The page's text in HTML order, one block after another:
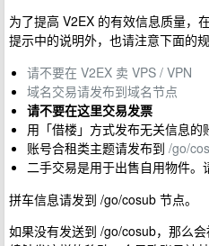
为了提高 V2EX 的有效信息质量，
提示中的说明外，也请注意下面的规
请不要在 V2EX 卖 VPS / VPN
域名交易请发布到域名节点
请不要在这里交易发票
用「借楼」方式发布无关信息的
账号合租类主题请发布到 /go/
二手交易是用于出售自用物件。
拼车信息请发到 /go/cosub 节点。
如果没有发送到 /go/cosub，那么